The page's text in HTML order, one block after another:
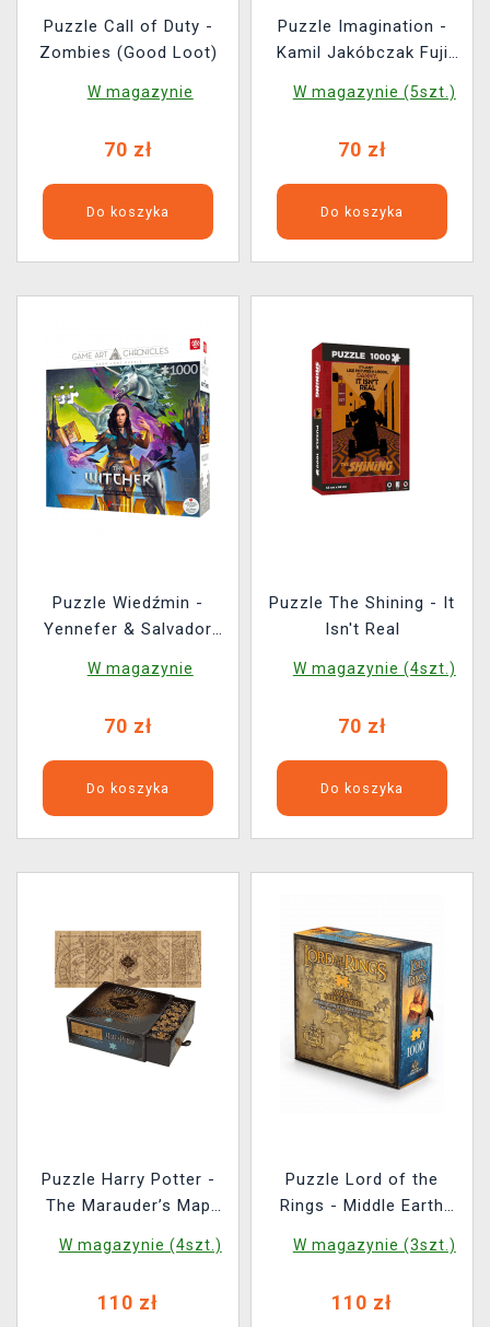
Puzzle Call of Duty -
Zombies (Good Loot)
W magazynie
70 zł
Do koszyka
Puzzle Imagination -
Kamil Jakóbczak Fuji
W magazynie (5szt.)
70 zł
Do koszyka
Puzzle Wiedźmin -
Yennefer & Salvador
Chonicles) (Good Loot)
W magazynie
70 zł
Do koszyka
Puzzle The Shining - It
Isn't Real
W magazynie (4szt.)
70 zł
Do koszyka
Puzzle Harry Potter -
The Marauder’s Map
W magazynie (4szt.)
110 zł
Puzzle Lord of the
Rings - Middle Earth
W magazynie (3szt.)
110 zł